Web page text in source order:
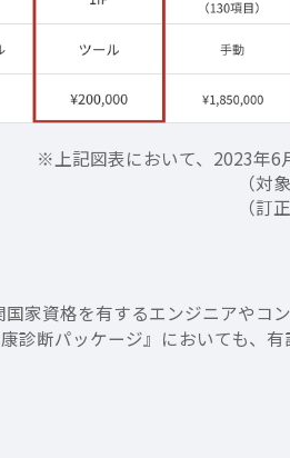
※上記図表において、2023年6
（対
（訂
家資格を有するエンジニアやコ
診断パッケージ』においても、